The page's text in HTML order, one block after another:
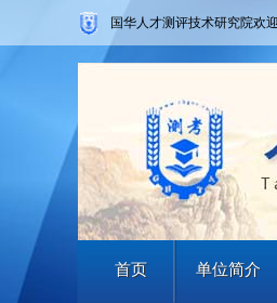
国华人才测评技术研究院欢迎
首页 单位简介